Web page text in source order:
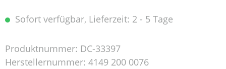
Sofort verfügbar, Lieferzeit: 2 - 5 Tage
Produktnummer: DC-33397
Herstellernummer: 4149 200 0076